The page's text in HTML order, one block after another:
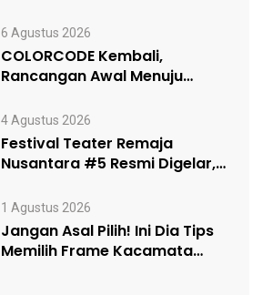
6 Agustus 2026
COLORCODE Kembali,
Rancangan Awal Menuju
4 Agustus 2026
Festival Teater Remaja
Nusantara #5 Resmi Digelar,
1 Agustus 2026
Jangan Asal Pilih! Ini Dia Tips
Memilih Frame Kacamata